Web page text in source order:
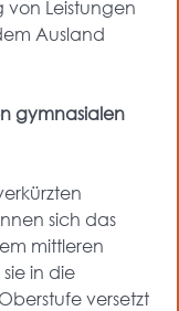
Leistungen
Ausland
gymnasialen
sich das
mittleren
in die
versetzt